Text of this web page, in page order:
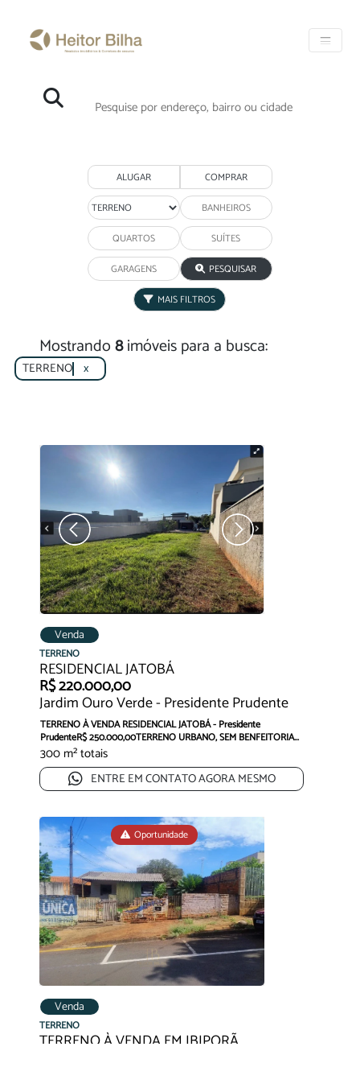
ALUGAR COMPRAR
PESQUISAR
MAIS FILTROS
Mostrando8imóveis para a busca:
TERRENO x
Venda
TERRENO
RESIDENCIAL JATOBÁ
R$ 220.000,00
Jardim Ouro Verde - Presidente Prudente
TERRENO À VENDA RESIDENCIAL JATOBÁ - Presidente
PrudenteR$ 250.000,00TERRENO URBANO, SEM BENFEITORIA...
300 m² totais
ENTRE EM CONTATO AGORA MESMO
Oportunidade
Venda
TERRENO
TERRENO À VENDA EM IBIPORÃ